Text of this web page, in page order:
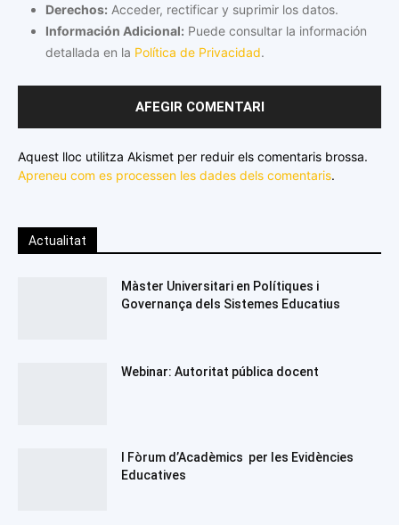
Derechos: Acceder, rectificar y suprimir los datos.
Información Adicional: Puede consultar la información
detallada en la Política de Privacidad.
Aquest lloc utilitza Akismet per reduir els comentaris brossa.
Apreneu com es processen les dades dels comentaris.
Actualitat
Màster Universitari en Polítiques i
Governança dels Sistemes Educatius
Webinar: Autoritat pública docent
I Fòrum d’Acadèmics per les Evidències
Educatives